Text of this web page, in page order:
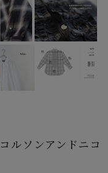
ソンアンドニコ